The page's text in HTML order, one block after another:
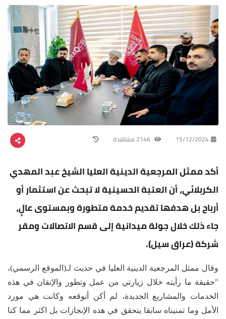
15/12/2024
أكد ممثل المرجعية الدينية العليا الشيخ عبد المهدي
الكربلائي، أن العتبة الحسينية لا تبحث عن استثمار أو
أرباح بل هدفها تقديم خدمة متطورة وبمستوى عالٍ،
جاء ذلك خلال جولة ميدانية إلى قسم الاتصالات ومقر
شركة (عراق سيل).
وقال ممثل المرجعية الدينية العليا في حديث لـ(الموقع الرسمي)،
"حقيقة ما رأيته خلال زيارتي من عمل وتطور والإتقان في هذه
الخدمات والمشاريع الجديدة، لم أكن أتوقعه وكانت هي مورد
الأمل وما تمنيناه سابقا يتحقق في هذه الإنجازات بل اكثر مما كنا